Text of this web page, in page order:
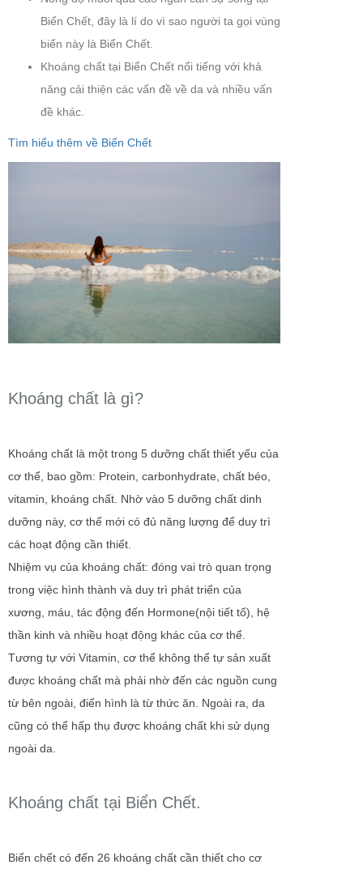
Biển Chết, đây là lí do vì sao người ta gọi vùng
biển này là Biển Chết.
Khoáng chất tại Biển Chết nổi tiếng với khả
năng cải thiện các vấn đề về da và nhiều vấn
đề khác.
Tìm hiểu thêm về Biển Chết
Khoáng chất là gì?
Khoáng chất là một trong 5 dưỡng chất thiết yếu của
cơ thể, bao gồm: Protein, carbonhydrate, chất béo,
vitamin, khoáng chất. Nhờ vào 5 dưỡng chất dinh
dưỡng này, cơ thể mới có đủ năng lượng để duy trì
các hoạt động cần thiết.
Nhiệm vụ của khoáng chất: đóng vai trò quan trọng
trong việc hình thành và duy trì phát triển của
xương, máu, tác động đến Hormone(nội tiết tố), hệ
thần kinh và nhiều hoạt động khác của cơ thể.
Tương tự với Vitamin, cơ thể không thể tự sản xuất
được khoáng chất mà phải nhờ đến các nguồn cung
từ bên ngoài, điển hình là từ thức ăn. Ngoài ra, da
cũng có thể hấp thụ được khoáng chất khi sử dụng
ngoài da.
Khoáng chất tại Biển Chết.
Biển chết có đến 26 khoáng chất cần thiết cho cơ